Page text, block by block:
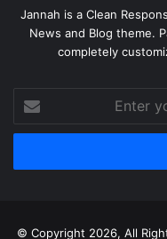
Jannah is a Clean
News and Blog theme.
completely
your
Email
© Copyright 2026, All